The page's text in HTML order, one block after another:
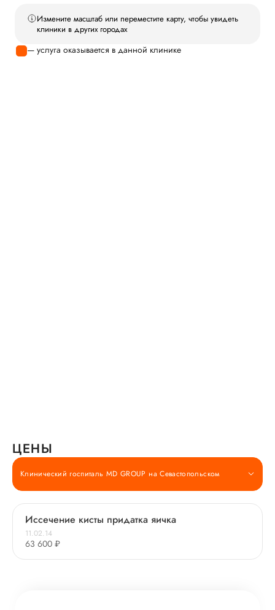
Измените масштаб или переместите карту, чтобы увидеть
клиники в других городах
— услуга оказывается в данной клинике
ЦЕНЫ
Клинический госпиталь MD GROUP на Севастопольском
Иссечение кисты придатка яичка
11.02.14
63 600 ₽